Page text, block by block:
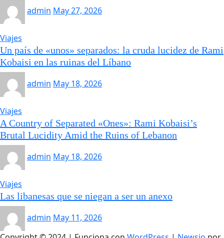
admin May 27, 2026
Viajes
Un país de «unos» separados: la cruda lucidez de Rami
Kobaisi en las ruinas del Líbano
admin May 18, 2026
Viajes
A Country of Separated «Ones»: Rami Kobaisi’s
Brutal Lucidity Amid the Ruins of Lebanon
admin May 18, 2026
Viajes
Las libanesas que se niegan a ser un anexo
admin May 11, 2026